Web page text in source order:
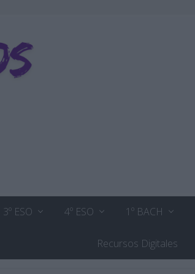
3º ESO 4º ESO 1º BACH
Recursos Digitales